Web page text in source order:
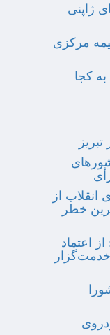
ژاپنی
مرکزی
کجا
از
خطر
اعتماد